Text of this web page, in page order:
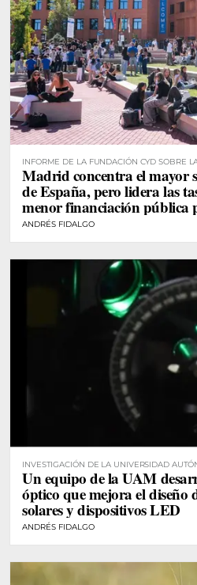
INFORME DE LA FUNDACIÓN CYD SOBRE
Madrid concentra el mayor
de España, pero lidera las
menor financiación pública
ANDRÉS FIDALGO
INVESTIGACIÓN DE LA UNIVERSIDAD
Un equipo de la UAM
óptico que mejora el diseño
solares y dispositivos LED
ANDRÉS FIDALGO